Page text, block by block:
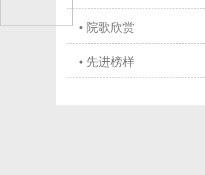
• 院歌欣赏
• 先进榜样